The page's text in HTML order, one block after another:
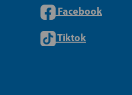
Facebook
Tiktok